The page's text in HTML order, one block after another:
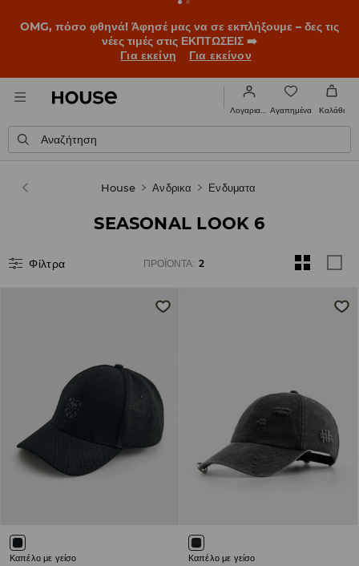
OMG, πόσο φθηνά! Άφησέ μας να σε εκπλήξουμε – δες τις
νέες τιμές στις ΕΚΠΤΩΣΕΙΣ ➡️
Για εκείνη
Για εκείνον
Λογαριασμός Αγαπημένα Καλάθι
Αναζήτηση
House Ανδρικα Ενδυματα
SEASONAL LOOK 6
Φίλτρα ΠΡΟΪΌΝΤΑ: 2
Καπέλο με γείσο Καπέλο με γείσο